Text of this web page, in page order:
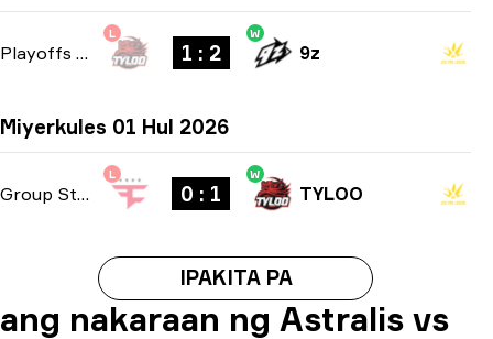
Playoffs bo3
L
1 : 2
W
9z
Miyerkules 01 Hul 2026
Group Stage -bo1
L
0 : 1
W
TYLOO
IPAKITA PA
ang nakaraan ng Astralis vs